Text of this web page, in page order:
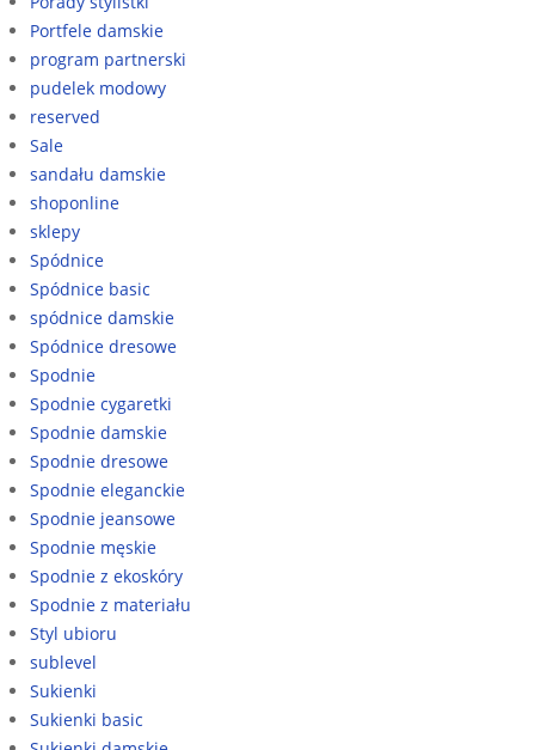
Portfele damskie
program partnerski
pudelek modowy
reserved
Sale
sandału damskie
shoponline
sklepy
Spódnice
Spódnice basic
spódnice damskie
Spódnice dresowe
Spodnie
Spodnie cygaretki
Spodnie damskie
Spodnie dresowe
Spodnie eleganckie
Spodnie jeansowe
Spodnie męskie
Spodnie z ekoskóry
Spodnie z materiału
Styl ubioru
sublevel
Sukienki
Sukienki basic